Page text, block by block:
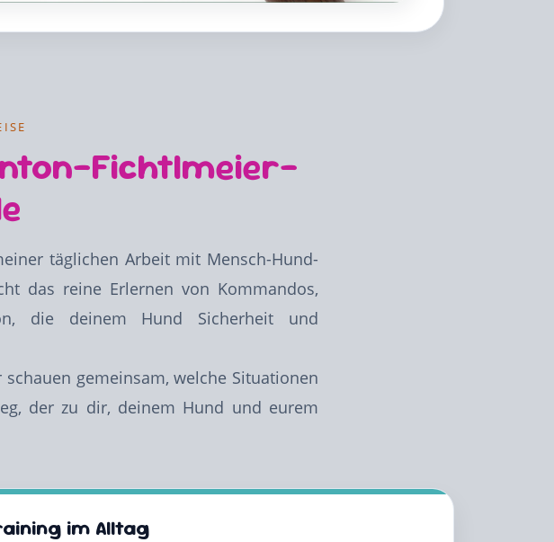
Fichtlmeier-
täglichen Arbeit mit Mensch-Hund-
das reine Erlernen von Kommandos,
die deinem Hund Sicherheit und
gemeinsam, welche Situationen
der zu dir, deinem Hund und eurem
im Alltag